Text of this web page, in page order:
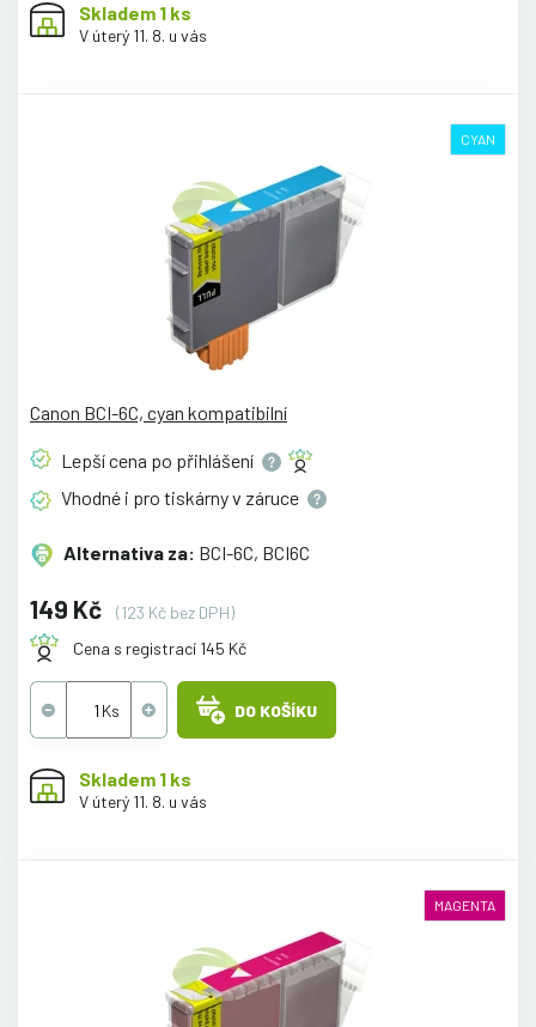
Skladem 1 ks
V úterý 11. 8. u vás
CYAN
Canon BCI-6C, cyan kompatibilní
Lepší cena po přihlášení
Vhodné i pro tiskárny v záruce
Alternativa za: BCI-6C, BCI6C
149 Kč
(123 Kč bez DPH)
Cena s registrací 145 Kč
DO KOŠÍKU
Skladem 1 ks
V úterý 11. 8. u vás
MAGENTA